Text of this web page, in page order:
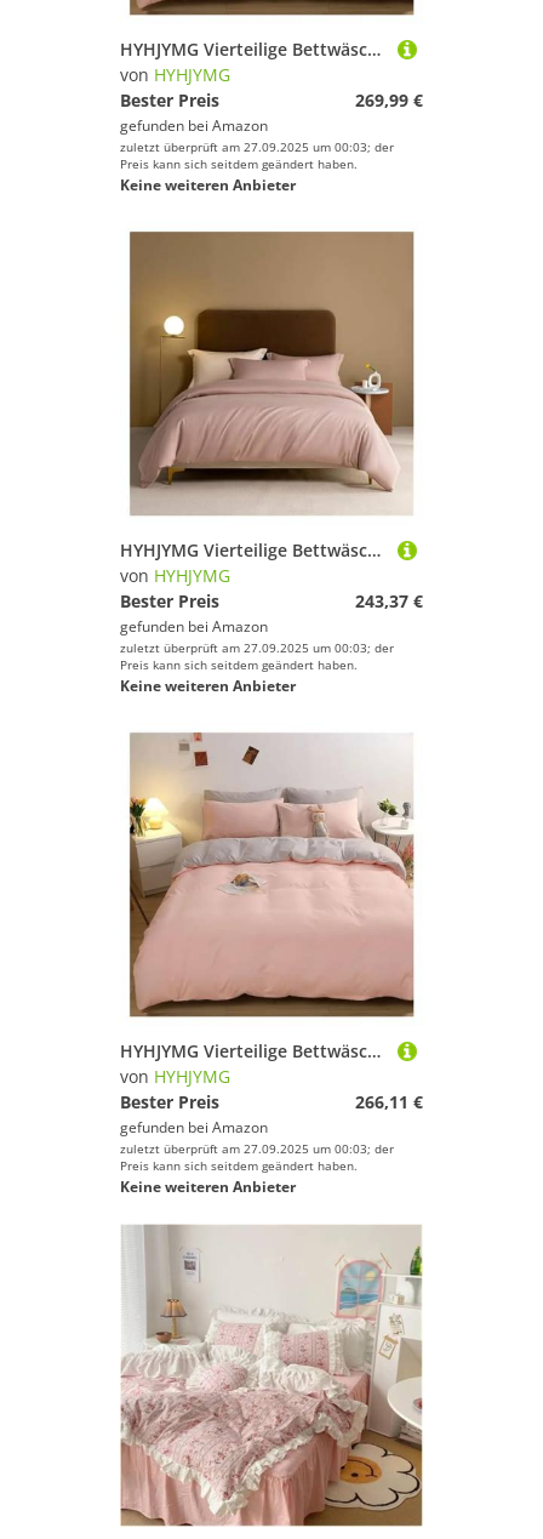
HYHJYMG Vierteilige Bettwäsche-Set-Bett Vier Stücke Feste Farbbudenabdeckung Single Queen Kingsize
von HYHJYMG
Bester Preis
269,99 €
gefunden bei Amazon
zuletzt überprüft am 27.09.2025 um 00:03; der
Preis kann sich seitdem geändert haben.
Keine weiteren Anbieter
HYHJYMG Vierteilige Bettwäschesetbett Vier Stücke Set, graulila, Feste Farbbettbedeckungsbett/ausgestattete Blechkissen Kissen King Luxus weich 1000 tc Baumwollbett
von HYHJYMG
Bester Preis
243,37 €
gefunden bei Amazon
zuletzt überprüft am 27.09.2025 um 00:03; der
Preis kann sich seitdem geändert haben.
Keine weiteren Anbieter
HYHJYMG Vierteilige Bettwäsche-Set-Bett Vier Stücke Feste Farbbudenabdeckung Single Queen Kingsize
von HYHJYMG
Bester Preis
266,11 €
gefunden bei Amazon
zuletzt überprüft am 27.09.2025 um 00:03; der
Preis kann sich seitdem geändert haben.
Keine weiteren Anbieter